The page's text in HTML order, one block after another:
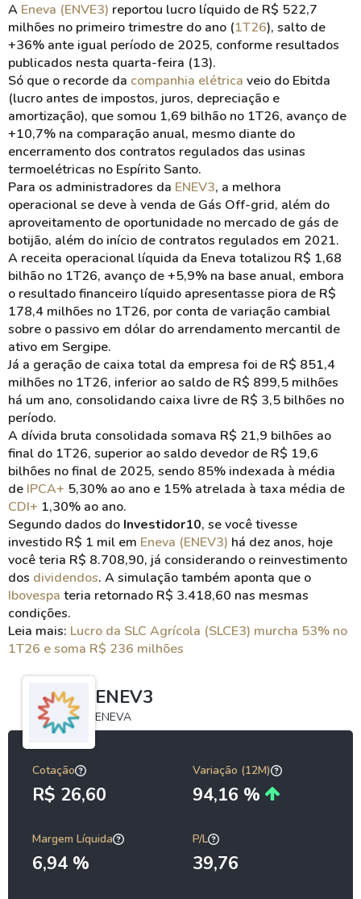
A Eneva (ENVE3) reportou lucro líquido de R$ 522,7
milhões no primeiro trimestre do ano (1T26), salto de
+36% ante igual período de 2025, conforme resultados
publicados nesta quarta-feira (13).
Só que o recorde da companhia elétrica veio do Ebitda
(lucro antes de impostos, juros, depreciação e
amortização), que somou 1,69 bilhão no 1T26, avanço de
+10,7% na comparação anual, mesmo diante do
encerramento dos contratos regulados das usinas
termoelétricas no Espírito Santo.
Para os administradores da ENEV3, a melhora
operacional se deve à venda de Gás Off-grid, além do
aproveitamento de oportunidade no mercado de gás de
botijão, além do início de contratos regulados em 2021.
A receita operacional líquida da Eneva totalizou R$ 1,68
bilhão no 1T26, avanço de +5,9% na base anual, embora
o resultado financeiro líquido apresentasse piora de R$
178,4 milhões no 1T26, por conta de variação cambial
sobre o passivo em dólar do arrendamento mercantil de
ativo em Sergipe.
Já a geração de caixa total da empresa foi de R$ 851,4
milhões no 1T26, inferior ao saldo de R$ 899,5 milhões
há um ano, consolidando caixa livre de R$ 3,5 bilhões no
período.
A dívida bruta consolidada somava R$ 21,9 bilhões ao
final do 1T26, superior ao saldo devedor de R$ 19,6
bilhões no final de 2025, sendo 85% indexada à média
de IPCA+ 5,30% ao ano e 15% atrelada à taxa média de
CDI+ 1,30% ao ano.
Segundo dados do Investidor10, se você tivesse
investido R$ 1 mil em Eneva (ENEV3) há dez anos, hoje
você teria R$ 8.708,90, já considerando o reinvestimento
dos dividendos. A simulação também aponta que o
Ibovespa teria retornado R$ 3.418,60 nas mesmas
condições.
Leia mais: Lucro da SLC Agrícola (SLCE3) murcha 53% no
1T26 e soma R$ 236 milhões
ENEV3
ENEVA
Cotação
R$ 26,60
Variação (12M)
94,16 %
Margem Líquida
6,94 %
P/L
39,76